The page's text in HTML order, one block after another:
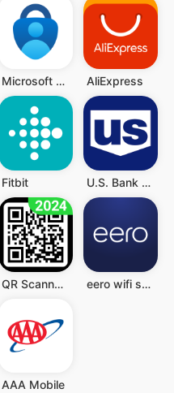
Microsoft Authenticator AliExpress
Fitbit U.S. Bank Mobile Banking
QR Scanner - Barcode Scanner eero wifi system
AAA Mobile